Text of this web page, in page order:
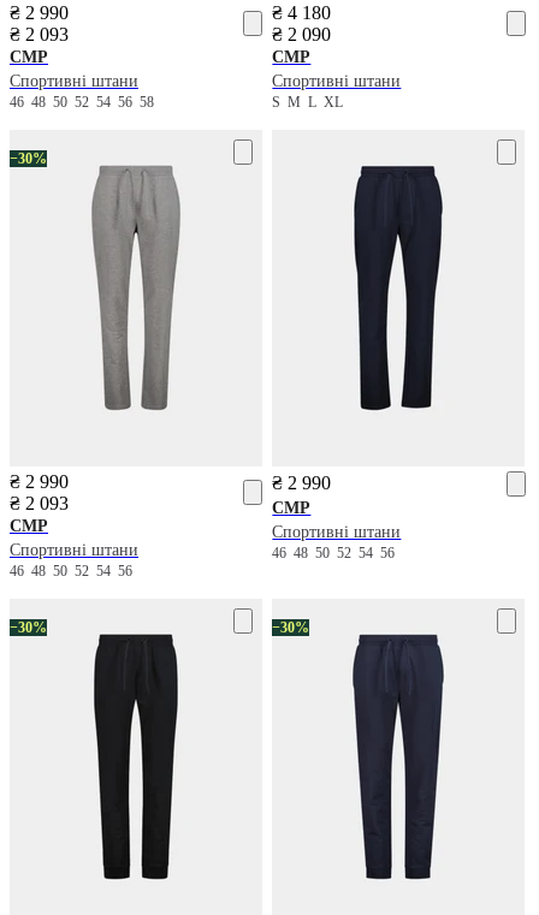
₴ 2 990
₴ 2 093
CMP
Спортивні штани
46 48 50 52 54 56 58
₴ 4 180
₴ 2 090
CMP
Спортивні штани
SMLXL
−30%
₴ 2 990
₴ 2 093
CMP
Спортивні штани
46 48 50 52 54 56
₴ 2 990
CMP
Спортивні штани
464850525456
−30% −30%